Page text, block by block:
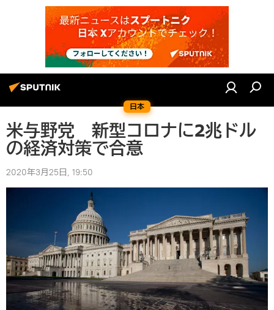
日本
米与野党 新型コロナに2兆ドル
の経済対策で合意
2020年3月25日, 19:50